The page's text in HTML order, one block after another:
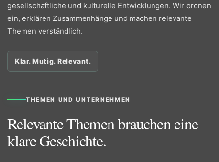
gesellschaftliche und kulturelle Entwicklungen. Wir ordnen
ein, erklären Zusammenhänge und machen relevante
Themen verständlich.
Klar. Mutig. Relevant.
THEMEN UND UNTERNEHMEN
Relevante Themen brauchen eine
klare Geschichte.